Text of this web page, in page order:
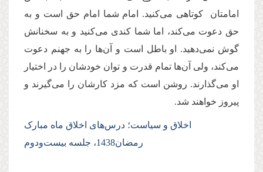
امامتان کوتاهی می‌کنید. امام‌ شما امام حق است و به
حق دعوت می‌کند، اما شما کندی می‌کنید و به سخنانش
گوش نمی‌دهید. او باطل است و آن‌ها را به جهنم دعوت
می‌کند، ولی آن‌ها تمام قدرت و توان‌ خودشان را در اختیار
او می‌گذارند. روشن است که مزد کارشان را می‌گیرند و
پیروز خواهند شد.
اخلاق و سیاست؛ درس‌های اخلاق ماه مبارک
رمضان1438، جلسه بیست‌ودوم